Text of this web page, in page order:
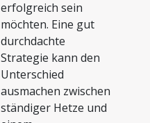
erfolgreich sein
möchten. Eine gut
durchdachte
Strategie kann den
Unterschied
ausmachen zwischen
ständiger Hetze und